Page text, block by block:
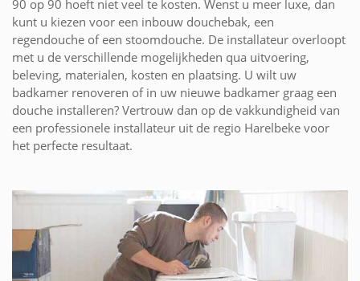
90 op 90 hoeft niet veel te kosten. Wenst u meer luxe, dan
kunt u kiezen voor een inbouw douchebak, een
regendouche of een stoomdouche. De installateur overloopt
met u de verschillende mogelijkheden qua uitvoering,
beleving, materialen, kosten en plaatsing. U wilt uw
badkamer renoveren of in uw nieuwe badkamer graag een
douche installeren? Vertrouw dan op de vakkundigheid van
een professionele installateur uit de regio Harelbeke voor
het perfecte resultaat.